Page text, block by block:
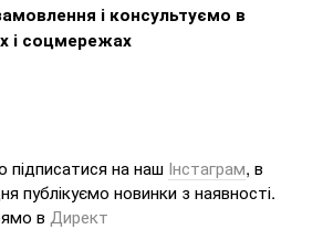
і консультуємо в
і соцмережах
на наш Інстаграм, в
публікуємо новинки з наявності.
в Директ